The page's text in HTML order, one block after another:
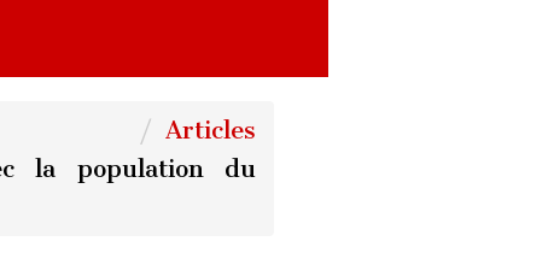
Articles
la population du